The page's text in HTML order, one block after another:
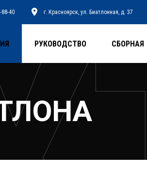
88-40 г. Красноярск, ул. Биатлонная, д. 37
РУКОВОДСТВО СБОРНАЯ